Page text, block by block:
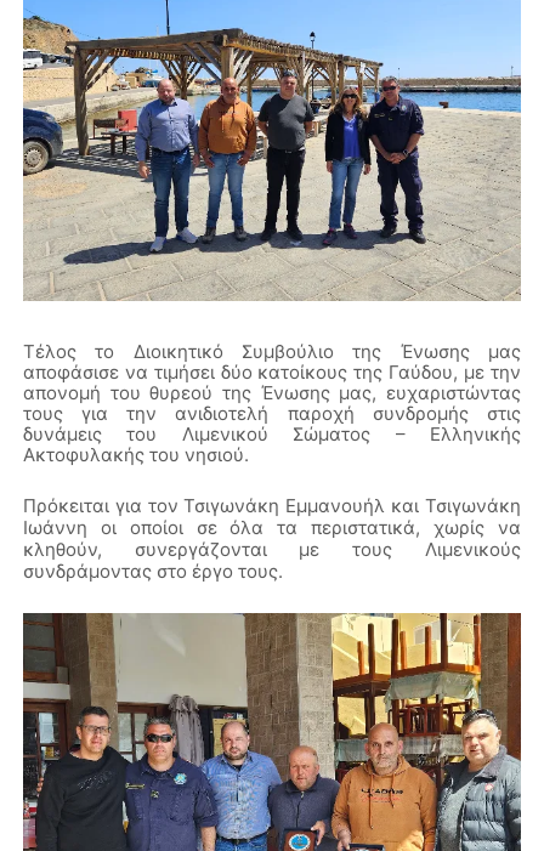
Τέλος το Διοικητικό Συμβούλιο της Ένωσης μας
αποφάσισε να τιμήσει δύο κατοίκους της Γαύδου, με την
απονομή του θυρεού της Ένωσης μας, ευχαριστώντας
τους για την ανιδιοτελή παροχή συνδρομής στις
δυνάμεις του Λιμενικού Σώματος – Ελληνικής
Ακτοφυλακής του νησιού.
Πρόκειται για τον Τσιγωνάκη Εμμανουήλ και Τσιγωνάκη
Ιωάννη οι οποίοι σε όλα τα περιστατικά, χωρίς να
κληθούν, συνεργάζονται με τους Λιμενικούς
συνδράμοντας στο έργο τους.